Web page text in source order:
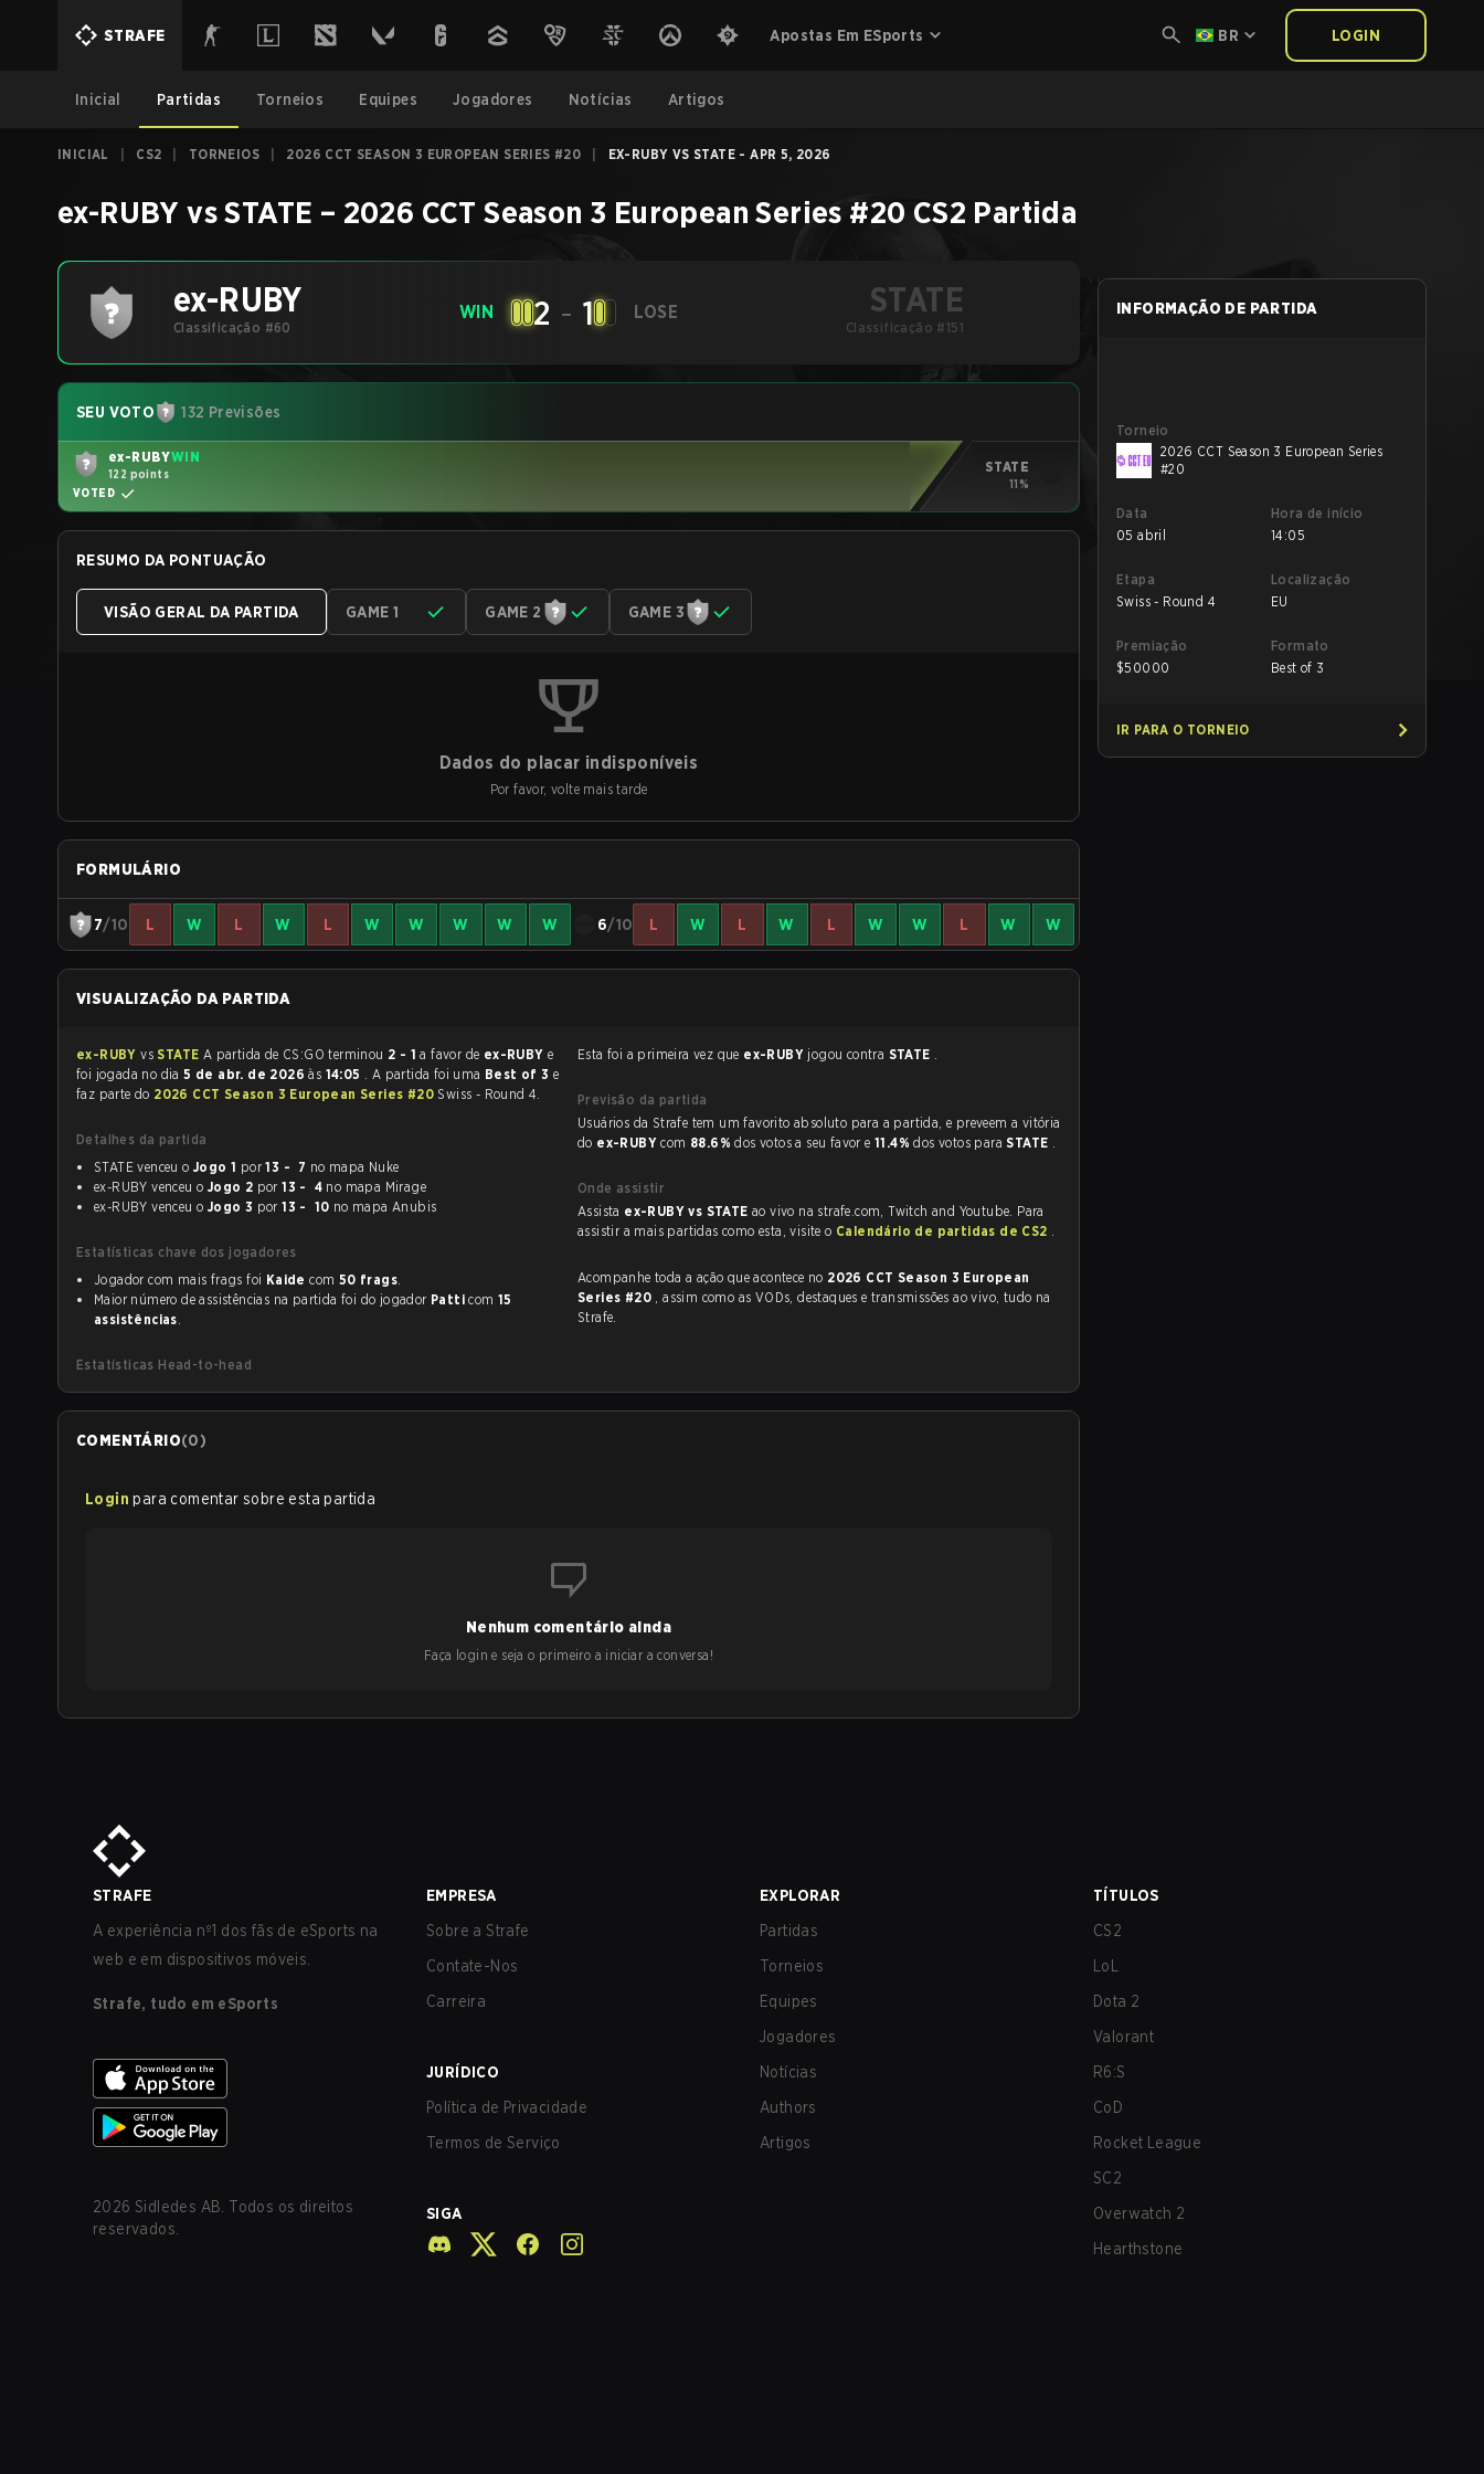
STRAFE Apostas Em ESports BR LOGIN
Inicial Partidas Torneios Equipes Jogadores Notícias Artigos
INICIAL CS2 TORNEIOS 2026 CCT SEASON 3 EUROPEAN SERIES #20 EX-RUBY VS STATE - APR 5, 2026
ex-RUBY vsSTATE – 2026 CCT Season 3 European Series #20 CS2 Partida
ex-RUBY
Classificação #60
WIN 2 - 1 LOSE STATE
Classificação #151
SEU VOTO 132 Previsões
ex-RUBYWIN
122 points
VOTED
STATE
11%
RESUMO DA PONTUAÇÃO
VISÃO GERAL DA PARTIDA GAME 1 GAME 2 GAME 3
Dados do placar indisponíveis
Por favor, volte mais tarde
FORMULÁRIO
7/10 L W L W L W W W W W 6/10 L W L W L W W L W W
VISUALIZAÇÃO DA PARTIDA
ex-RUBYvs STATE A partida de CS:GO terminou 2 - 1 a favor de ex-RUBY e
foi jogada no dia5 de abr. de 2026às 14:05 . A partida foi uma Best of 3 e
faz parte do 2026 CCT Season 3 European Series #20 Swiss - Round 4.
Detalhes da partida
STATE venceu o Jogo 1 por 13 - 7 no mapa Nuke
ex-RUBY venceu o Jogo 2 por 13 - 4no mapa Mirage
ex-RUBY venceu o Jogo 3 por 13 - 10 no mapa Anubis
Estatísticas chave dos jogadores
Jogador com mais frags foi Kaide com 50 frags.
Maior número de assistências na partida foi do jogador Patti com 15
assistências.
Estatísticas Head-to-head
Esta foi a primeira vez que ex-RUBY jogou contra STATE .
Previsão da partida
Usuários da Strafe tem um favorito absoluto para a partida, e preveem a vitória
do ex-RUBYcom 88.6%dos votos a seu favor e 11.4%dos votos paraSTATE .
Onde assistir
Assista ex-RUBY vs STATE ao vivo na strafe.com, Twitch and Youtube. Para
assistir a mais partidas como esta, visite o Calendário de partidas de CS2 .
Acompanhe toda a ação que acontece no 2026 CCT Season 3 European
Series #20 , assim como as VODs, destaques e transmissões ao vivo, tudo na
Strafe.
COMENTÁRIO(0)
Login para comentar sobre esta partida
Nenhum comentário ainda
Faça login e seja o primeiro a iniciar a conversa!
INFORMAÇÃO DE PARTIDA
Torneio
2026 CCT Season 3 European Series
#20
Data
05 abril
Hora de início
14:05
Etapa
Swiss - Round 4
Localização
EU
Premiação
$50000
Formato
Best of 3
IR PARA O TORNEIO
STRAFE
A experiência nº1 dos fãs de eSports na
web e em dispositivos móveis.
Strafe, tudo em eSports
2026 Sidledes AB. Todos os direitos
reservados.
EMPRESA
Sobre a Strafe
Contate-Nos
Carreira
JURÍDICO
Política de Privacidade
Termos de Serviço
SIGA
EXPLORAR
Partidas
Torneios
Equipes
Jogadores
Notícias
Authors
Artigos
TÍTULOS
CS2
LoL
Dota 2
Valorant
R6:S
CoD
Rocket League
SC2
Overwatch 2
Hearthstone